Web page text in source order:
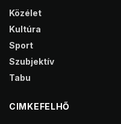
Közélet
Kultúra
Sport
Szubjektív
Tabu
CIMKEFELHŐ